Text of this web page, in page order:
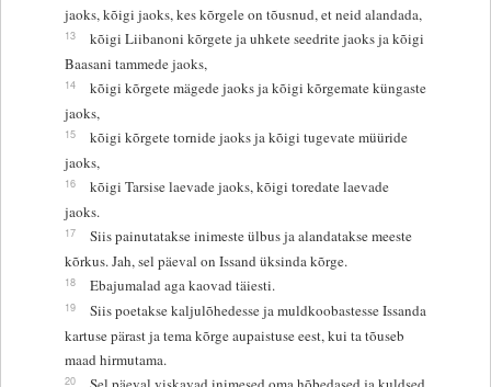
jaoks, kõigi jaoks, kes kõrgele on tõusnud, et neid alandada,
13
kõigi Liibanoni kõrgete ja uhkete seedrite jaoks ja kõigi
Baasani tammede jaoks,
14
kõigi kõrgete mägede jaoks ja kõigi kõrgemate küngaste
jaoks,
15
kõigi kõrgete tornide jaoks ja kõigi tugevate müüride
jaoks,
16
kõigi Tarsise laevade jaoks, kõigi toredate laevade
jaoks.
17
Siis painutatakse inimeste ülbus ja alandatakse meeste
kõrkus. Jah, sel päeval on Issand üksinda kõrge.
18 Ebajumalad aga kaovad täiesti.
19
Siis poetakse kaljulõhedesse ja muldkoobastesse Issanda
kartuse pärast ja tema kõrge aupaistuse eest, kui ta tõuseb
maad hirmutama.
20